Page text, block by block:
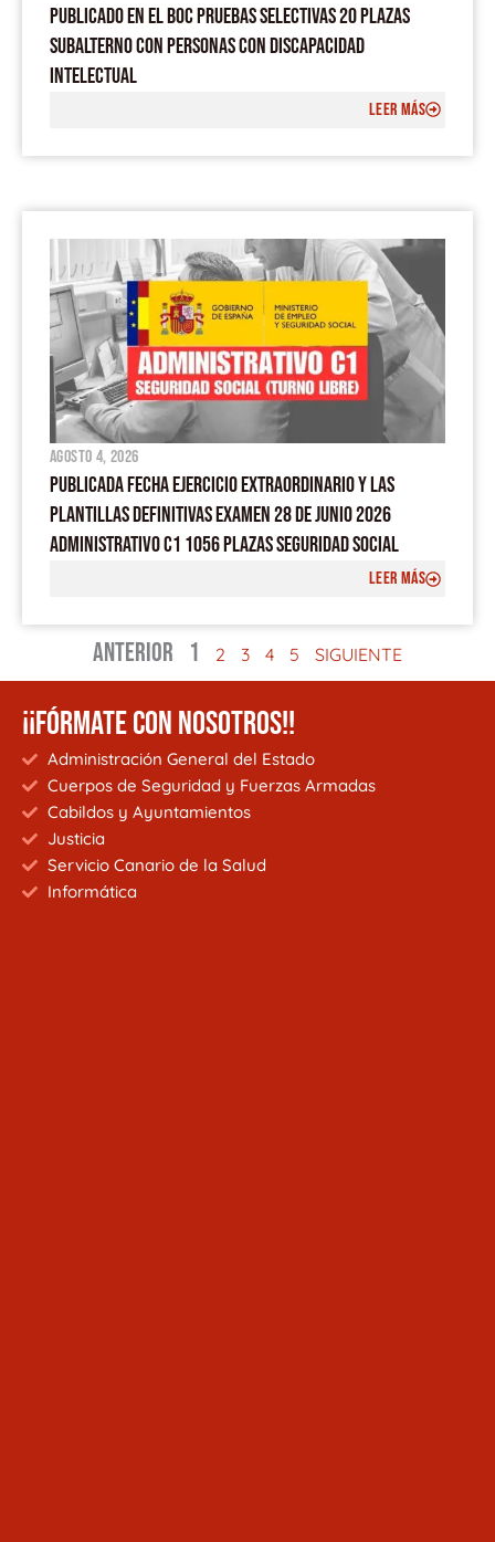
PUBLICADO EN EL BOC PRUEBAS SELECTIVAS 20 PLAZAS
SUBALTERNO CON PERSONAS CON DISCAPACIDAD
INTELECTUAL
LEER MÁS
agosto 4, 2026
PUBLICADA FECHA EJERCICIO EXTRAORDINARIO Y LAS
PLANTILLAS DEFINITIVAS EXAMEN 28 DE JUNIO 2026
ADMINISTRATIVO C1 1056 PLAZAS SEGURIDAD SOCIAL
LEER MÁS
ANTERIOR 1 2 3 4 5 SIGUIENTE
¡¡FÓRMATE CON NOSOTROS!!
Administración General del Estado
Cuerpos de Seguridad y Fuerzas Armadas
Cabildos y Ayuntamientos
Justicia
Servicio Canario de la Salud
Informática